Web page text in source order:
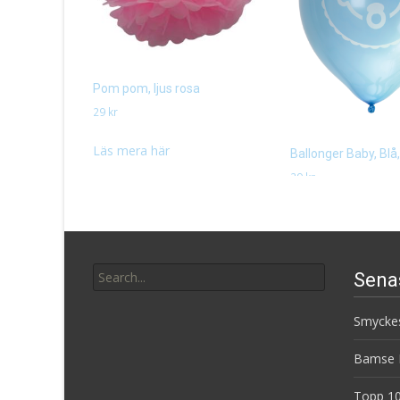
Pom pom, ljus rosa
29 kr
Läs mera här Ballonger Baby,
29 kr
for:
Bamse
Topp